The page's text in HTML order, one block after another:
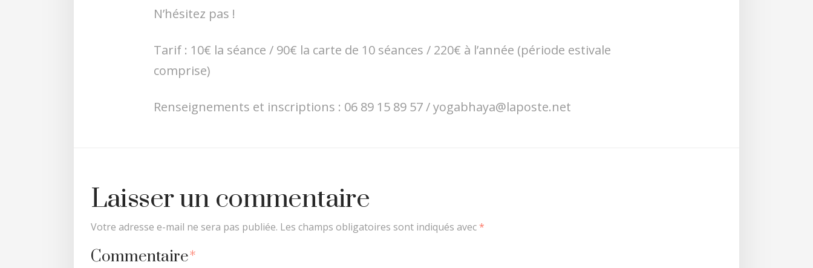
N’hésitez pas !
Tarif : 10€ la séance / 90€ la carte de 10 séances / 220€ à l’année (période estivale
comprise)
Renseignements et inscriptions : 06 89 15 89 57 / yogabhaya@laposte.net
Laisser un commentaire
Votre adresse e-mail ne sera pas publiée. Les champs obligatoires sont indiqués avec*
Commentaire*